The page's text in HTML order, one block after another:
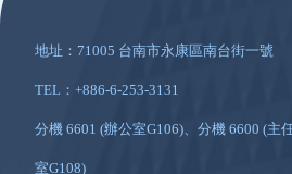
地址：71005 台南市永康區南台街一號
TEL：+886-6-253-3131
分機 6601 (辦公室G106)、分機 6600 (主
室G108)